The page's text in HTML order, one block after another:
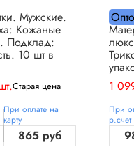
Мужские.
Кожаные
Подклад:
10 шт в
Старая цена
При оплате на
карту
865 руб
1
При
р.счет